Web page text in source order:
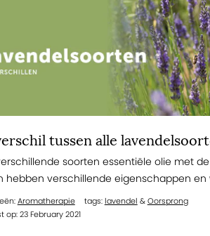
tussen alle
soorten essentiële olie met
hebben verschillende eigenschappen en
Aromatherapie tags:lavendel &Oorsprong
op: 23 February 2021